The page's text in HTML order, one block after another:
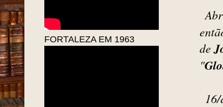
de
"
FORTALEZA EM 1963